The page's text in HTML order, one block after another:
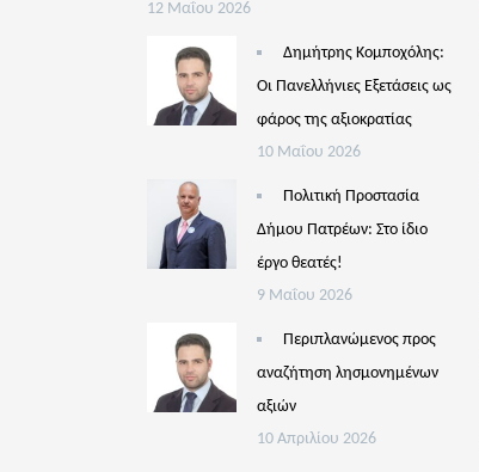
12 Μαΐου 2026
Δημήτρης Κομποχόλης:
Οι Πανελλήνιες Εξετάσεις ως
φάρος της αξιοκρατίας
10 Μαΐου 2026
Πολιτική Προστασία
Δήμου Πατρέων: Στο ίδιο
έργο θεατές!
9 Μαΐου 2026
Περιπλανώμενος προς
αναζήτηση λησμονημένων
αξιών
10 Απριλίου 2026